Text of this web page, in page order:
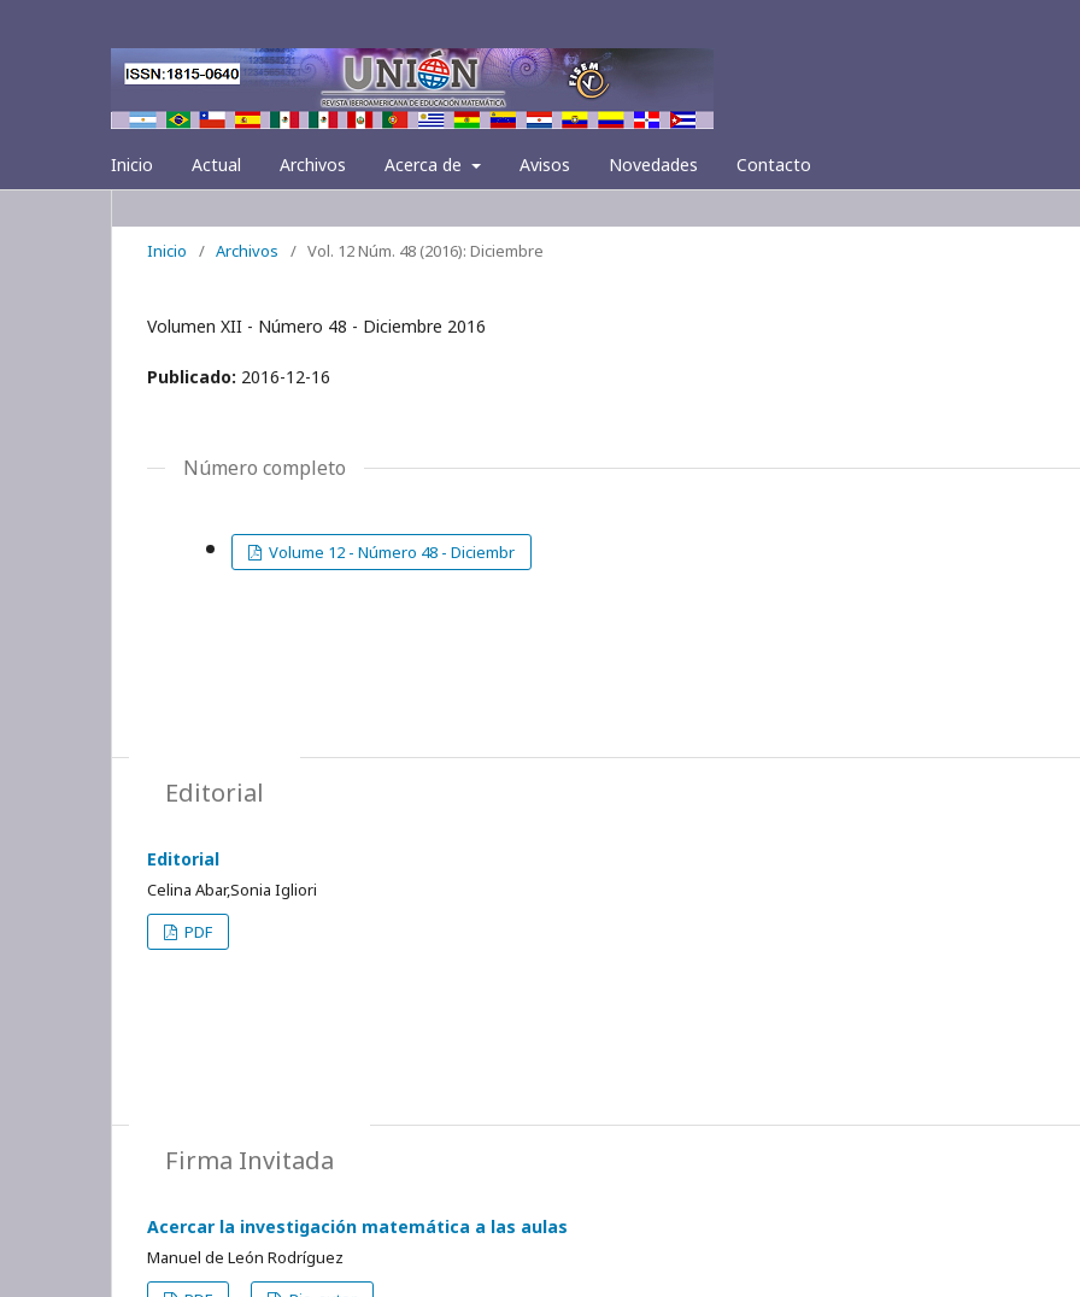
Inicio Actual Archivos Acerca de Avisos Novedades Contacto
Inicio / Archivos / Vol. 12 Núm. 48 (2016): Diciembre
Volumen XII - Número 48 - Diciembre 2016
Publicado: 2016-12-16
Número completo
Volume 12 - Número 48 - Diciembr
Editorial
Editorial
Celina Abar,Sonia Igliori
PDF
Firma Invitada
Acercar la investigación matemática a las aulas
Manuel de León Rodríguez